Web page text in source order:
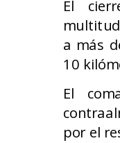
El
a más
10
El
por el